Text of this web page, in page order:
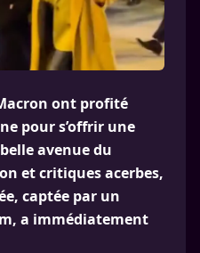
ont profité
pour s’offrir une
avenue du
et critiques acerbes,
captée par un
a immédiatement